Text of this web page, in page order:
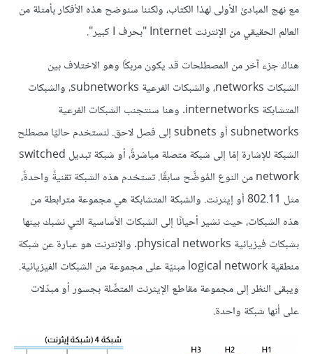
مع نهج المبادئ الأولى لهذا الكتاب، ولكننا سنوضح هذه الأفكار بأمثلة من
العالم الحقيقي من الإنترنت Internet "بحرف I كبير".
هناك جزء آخر من المصطلحات قد يكون مربكًا وهو الاختلاف بين
الشبكات networks، والشبكات الفرعية subnetworks، والشبكات
المتشابكة internetworks. وهنا سنتجنب الشبكات الفرعية
subnetworks أو subnets إلى فصل لاحق. لنستخدم حاليًا مصطلح
الشبكة للإشارة إمّا إلى شبكة متصلة مباشرةً، أو شبكة تبديل switched
network من النوع المُوضَّح سابقًا. تستخدم هذه الشبكة تقنيةً واحدةً،
مثل 802.11 أو إيثرنت. والشبكة المتشابكة هي مجموعة مترابطة من
هذه الشبكات، حيث نشير أحيانًا إلى الشبكات الأساسية التي نشبك بينها
بشبكات فيزيائية physical networks. والإنترنت هو عبارة عن شبكة
منطقية logical network مبنيّة على مجموعة من الشبكات الفيزيائية.
ويبقى النظر إلى مجموعة مقاطع الإيثرنت المتصٍّلة بجسور أو مبدّلات
على أنها شبكة واحدة.